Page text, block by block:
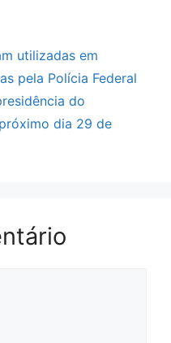
utilizadas em
pela Polícia Federal
do
dia 29 de